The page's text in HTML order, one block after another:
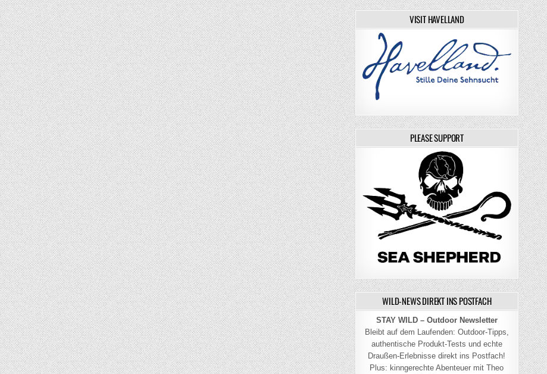
VISIT HAVELLAND
PLEASE SUPPORT
WILD-NEWS DIREKT INS POSTFACH
STAY WILD – Outdoor Newsletter
Bleibt auf dem Laufenden: Outdoor-Tipps,
authentische Produkt-Tests und echte
Draußen-Erlebnisse direkt ins Postfach!
Plus: kinngerechte Abenteuer mit Theo